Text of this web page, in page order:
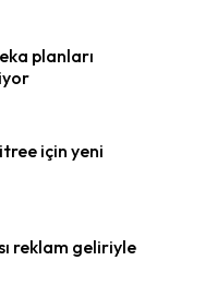
planları
için yeni
reklam geliriyle